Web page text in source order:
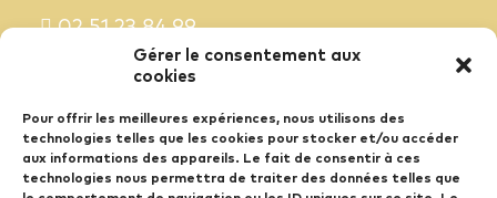
Gérer le consentement aux
cookies
Pour offrir les meilleures expériences, nous utilisons des
technologies telles que les cookies pour stocker et/ou accéder
aux informations des appareils. Le fait de consentir à ces
technologies nous permettra de traiter des données telles que
02 51 23 84 99
S'abonner à la newsletter
Nos idées booster de business dans votre
boîte mail chaque semaine.